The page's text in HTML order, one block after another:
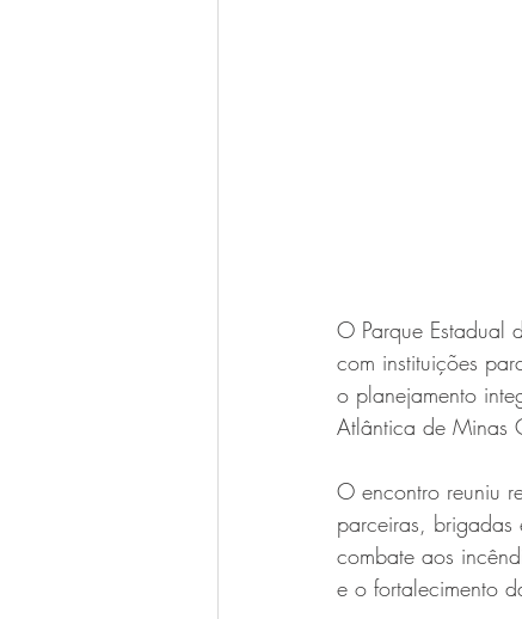
O Parque Estadual
com instituições
o planejamento
Atlântica de Minas
O encontro reuniu
parceiras, brigadas
combate aos
e o fortalecimento